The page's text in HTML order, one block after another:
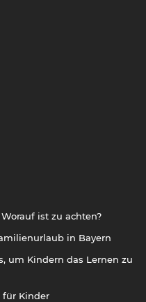
ist zu achten?
in Bayern
um Kindern das Lernen zu
für Kinder